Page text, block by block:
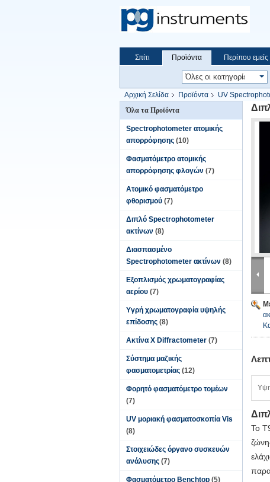
Σπίτι Προϊόντα Περίπου εμείς
Αρχική Σελίδα Προϊόντα UV
Όλα τα Προϊόντα
Spectrophotometer ατομικής
απορρόφησης (10)
Φασματόμετρο ατομικής
απορρόφησης φλογών (7)
Ατομικό φασματόμετρο
φθορισμού (7)
Διπλό Spectrophotometer
ακτίνων (8)
Διασπασμένο
Spectrophotometer ακτίνων (8)
Εξοπλισμός χρωματογραφίας
αερίου (7)
Υγρή χρωματογραφία υψηλής
επίδοσης (8)
Ακτίνα X Diffractometer (7)
Σύστημα μαζικής
φασματομετρίας (12)
Φορητό φασματόμετρο τομέων
(7)
UV μοριακή φασματοσκοπία Vis
(8)
Στοιχειώδες όργανο συσκευών
ανάλυσης (7)
Φασματόμετρο Benchtop (5)
Το